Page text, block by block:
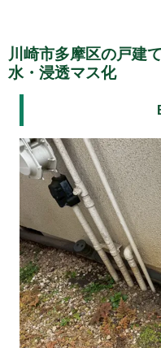
川崎市多摩区の戸建
水・浸透マス化